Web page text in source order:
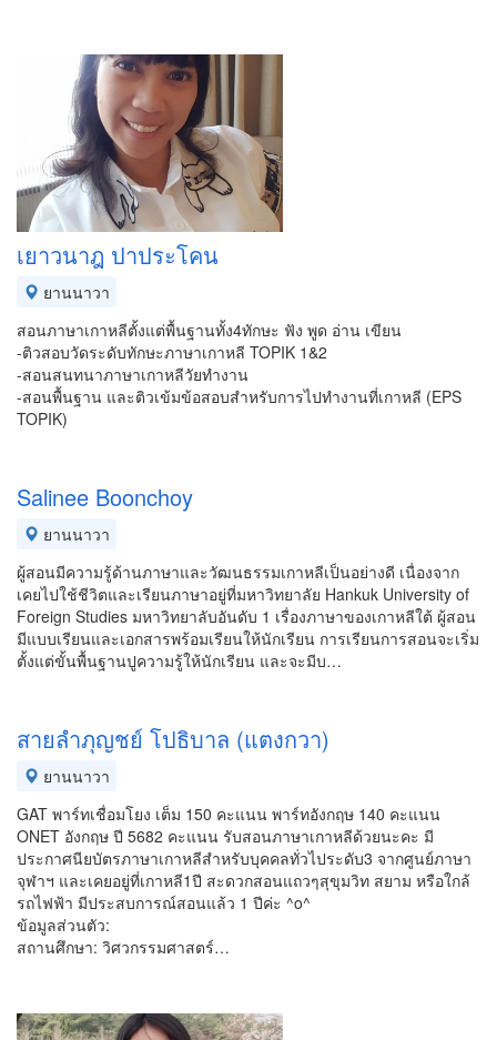
เยาวนาฎ ปาประโคน
ยานนาวา
สอนภาษาเกาหลีตั้งแต่พื้นฐานทั้ง4ทักษะ ฟัง พูด อ่าน เขียน
-ติวสอบวัดระดับทักษะภาษาเกาหลี TOPIK 1&2
-สอนสนทนาภาษาเกาหลีวัยทำงาน
-สอนพื้นฐาน และติวเข้มข้อสอบสำหรับการไปทำงานที่เกาหลี (EPS
TOPIK)
Salinee Boonchoy
ยานนาวา
ผู้สอนมีความรู้ด้านภาษาและวัฒนธรรมเกาหลีเป็นอย่างดี เนื่องจาก
เคยไปใช้ชีวิตและเรียนภาษาอยู่ที่มหาวิทยาลัย Hankuk University of
Foreign Studies มหาวิทยาลับอันดับ 1 เรื่องภาษาของเกาหลีใต้ ผู้สอน
มีแบบเรียนและเอกสารพร้อมเรียนให้นักเรียน การเรียนการสอนจะเริ่ม
ตั้งแต่ขั้นพื้นฐานปูความรู้ให้นักเรียน และจะมีบ…
สายลำภุญชย์ โปธิบาล (แตงกวา)
ยานนาวา
GAT พาร์ทเชื่อมโยง เต็ม 150 คะแนน พาร์ทอังกฤษ 140 คะแนน
ONET อังกฤษ ปี 5682 คะแนน รับสอนภาษาเกาหลีด้วยนะคะ มี
ประกาศนียบัตรภาษาเกาหลีสำหรับบุคคลทั่วไประดับ3 จากศูนย์ภาษา
จุฬาฯ และเคยอยู่ที่เกาหลี1ปี สะดวกสอนแถวๆสุขุมวิท สยาม หรือใกล้
รถไฟฟ้า มีประสบการณ์สอนแล้ว 1 ปีค่ะ ^o^
ข้อมูลส่วนตัว:
สถานศึกษา: วิศวกรรมศาสตร์…